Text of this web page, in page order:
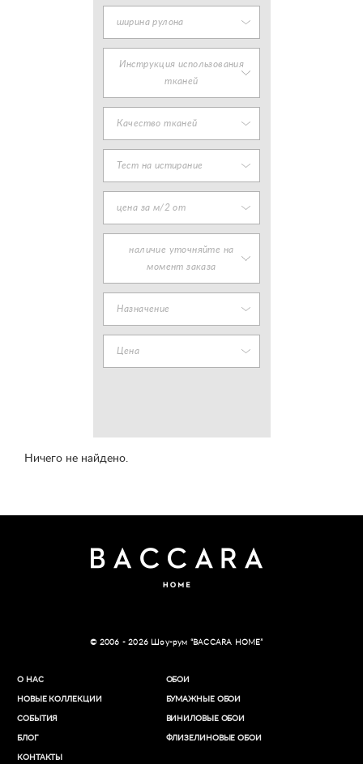
ширина рулона
Инструкция использования
тканей
Качество тканей
Тест на истирание
цена за м/2 от
наличие уточняйте на
момент заказа
Назначение
Цена
Ничего не найдено.
© 2006 - 2026 Шоу-рум “BACCARA HOME”
О НАС
НОВЫЕ КОЛЛЕКЦИИ
СОБЫТИЯ
БЛОГ
КОНТАКТЫ
ОБОИ
БУМАЖНЫЕ ОБОИ
ВИНИЛОВЫЕ ОБОИ​
ФЛИЗЕЛИНОВЫЕ ОБОИ